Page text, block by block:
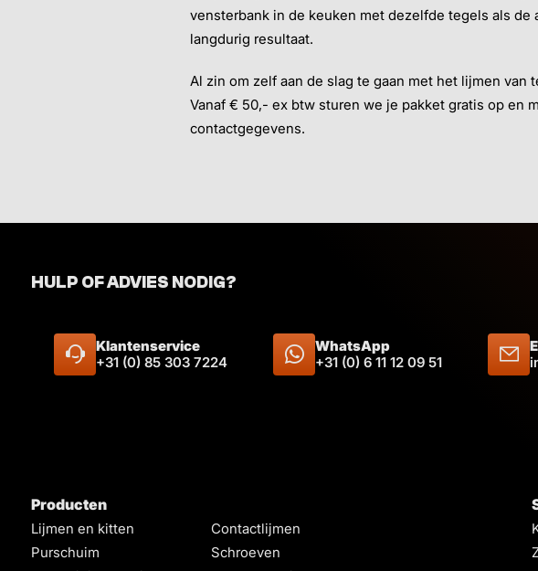
Wit ZwartGrijs
3,99
vensterbank in de keuken met dezelfde tegels als
langdurig resultaat.
Al zin om zelf aan de slag te gaan met het lijmen van
Vanaf € 50,- ex btw sturen we je pakket gratis op en
contactgegevens.
HULP OF ADVIES NODIG?
Klantenservice
+31 (0) 85 303 7224
WhatsApp
+31 (0) 6 11 12 09 51
Producten
Lijmen en kitten
Contactlijmen
Purschuim
Schroeven